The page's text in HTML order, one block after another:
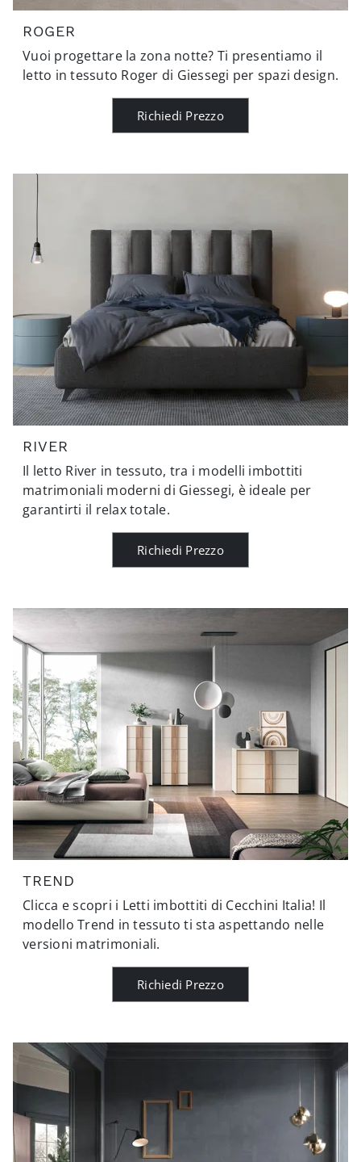
ROGER
Vuoi progettare la zona notte? Ti presentiamo il
letto in tessuto Roger di Giessegi per spazi design.
Richiedi Prezzo
RIVER
Il letto River in tessuto, tra i modelli imbottiti
matrimoniali moderni di Giessegi, è ideale per
garantirti il relax totale.
Richiedi Prezzo
TREND
Clicca e scopri i Letti imbottiti di Cecchini Italia! Il
modello Trend in tessuto ti sta aspettando nelle
versioni matrimoniali.
Richiedi Prezzo